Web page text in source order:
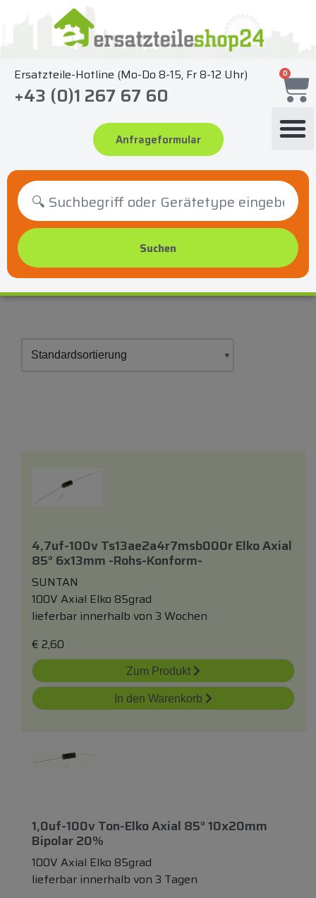
springen
Ersatzteile-Hotline (Mo-Do 8-15, Fr 8-12 Uhr)
+43 (0)1 267 67 60
Anfrageformular
0
4,7uf-100v Ts13ae2a4r7msb000r Elko Axial
85° 6x13mm -rohs-Konform-
SUNTAN
100V Axial Elko 85grad
lieferbar innerhalb von 3 Wochen
€ 2,60
Zum Produkt
In den Warenkorb
1,0uf-100v Ton-Elko Axial 85° 10x20mm
Bipolar 20%
100V Axial Elko 85grad
lieferbar innerhalb von 3 Tagen